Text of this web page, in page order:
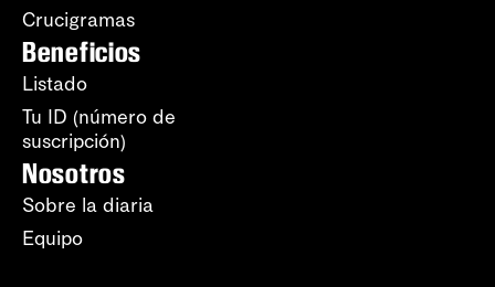
Crucigramas
Beneficios
Listado
Tu ID (número de
suscripción)
Nosotros
Sobre la diaria
Equipo